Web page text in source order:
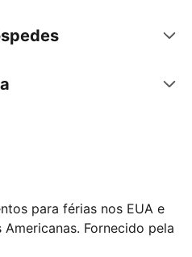
para férias nos EUA e
Fornecido pela